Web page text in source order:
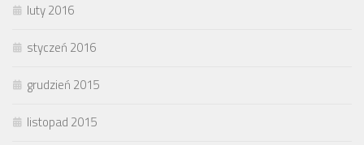
luty 2016
styczeń 2016
grudzień 2015
listopad 2015